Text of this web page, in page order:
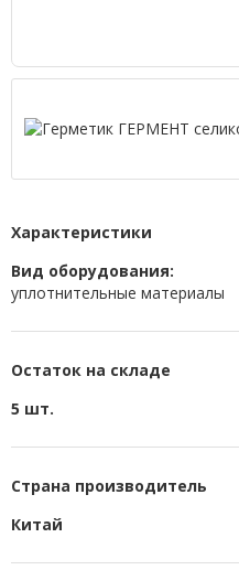
Характеристики
Вид оборудования:
уплотнительные материалы
Остаток на складе
5 шт.
Страна производитель
Китай